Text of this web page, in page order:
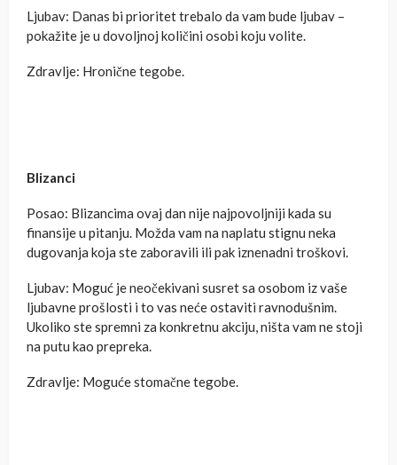
Ljubav: Danas bi prioritet trebalo da vam bude ljubav –
pokažite je u dovoljnoj količini osobi koju volite.
Zdravlje: Hronične tegobe.
Blizanci
Posao: Blizancima ovaj dan nije najpovoljniji kada su
finansije u pitanju. Možda vam na naplatu stignu neka
dugovanja koja ste zaboravili ili pak iznenadni troškovi.
Ljubav: Moguć je neočekivani susret sa osobom iz vaše
ljubavne prošlosti i to vas neće ostaviti ravnodušnim.
Ukoliko ste spremni za konkretnu akciju, ništa vam ne stoji
na putu kao prepreka.
Zdravlje: Moguće stomačne tegobe.